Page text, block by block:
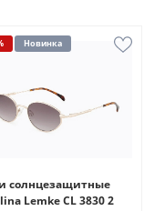
Новинка
солнцезащитные
Lemke CL 3830 2